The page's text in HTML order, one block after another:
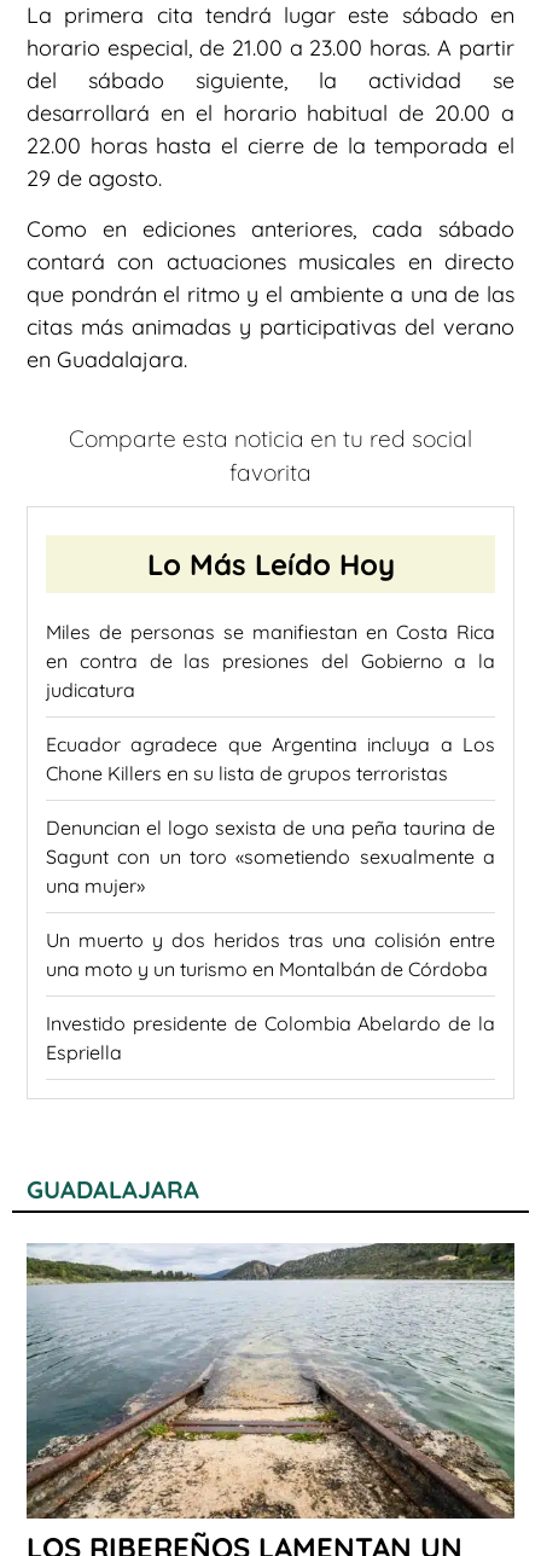
La primera cita tendrá lugar este sábado en
horario especial, de 21.00 a 23.00 horas. A partir
del sábado siguiente, la actividad se
desarrollará en el horario habitual de 20.00 a
22.00 horas hasta el cierre de la temporada el
29 de agosto.
Como en ediciones anteriores, cada sábado
contará con actuaciones musicales en directo
que pondrán el ritmo y el ambiente a una de las
citas más animadas y participativas del verano
en Guadalajara.
Comparte esta noticia en tu red social
favorita
Lo Más Leído Hoy
Miles de personas se manifiestan en Costa Rica
en contra de las presiones del Gobierno a la
judicatura
Ecuador agradece que Argentina incluya a Los
Chone Killers en su lista de grupos terroristas
Denuncian el logo sexista de una peña taurina de
Sagunt con un toro «sometiendo sexualmente a
una mujer»
Un muerto y dos heridos tras una colisión entre
una moto y un turismo en Montalbán de Córdoba
Investido presidente de Colombia Abelardo de la
Espriella
GUADALAJARA
LOS RIBEREÑOS LAMENTAN UN